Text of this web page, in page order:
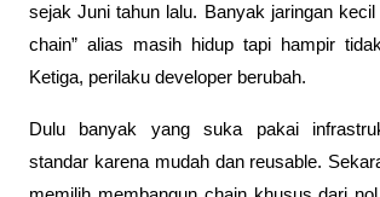
sejak Juni tahun lalu. Banyak jaringan kecil
chain” alias masih hidup tapi hampir
Ketiga, perilaku developer berubah.
Dulu banyak yang suka pakai
standar karena mudah dan reusable.